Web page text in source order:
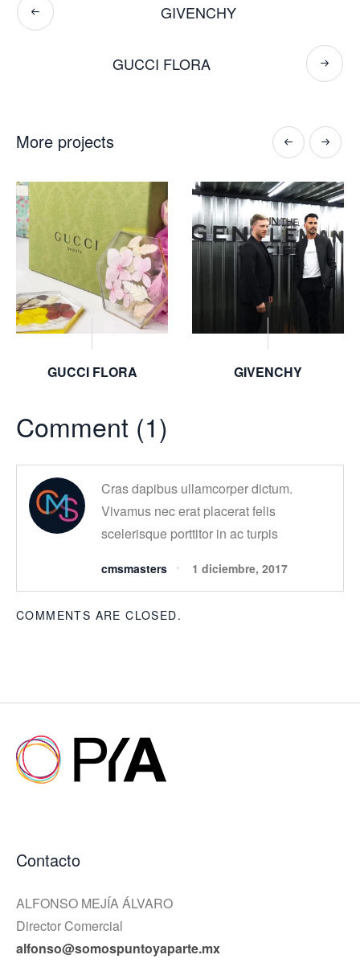
GIVENCHY
GUCCI FLORA
More projects
GUCCI FLORA GIVENCHY
Comment (1)
Cras dapibus ullamcorper dictum.
Vivamus nec erat placerat felis
scelerisque porttitor in ac turpis
cmsmasters 1 diciembre, 2017
COMMENTS ARE CLOSED.
Contacto
ALFONSO MEJÍA ÁLVARO
Director Comercial
alfonso@somospuntoyaparte.mx